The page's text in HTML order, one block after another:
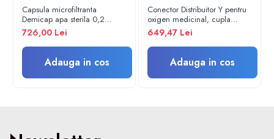
Vase
Spirometrie
Spirometre
Filtre antibacteriene
Capsula microfiltranta
Demicap apa sterila 0,2
microni 60 cicluri cu gat gros
726,00 Lei
Adauga in cos
Conector Distribuitor Y pentru
oxigen medicinal, cupla
standard DIN
649,47 Lei
Adauga in cos